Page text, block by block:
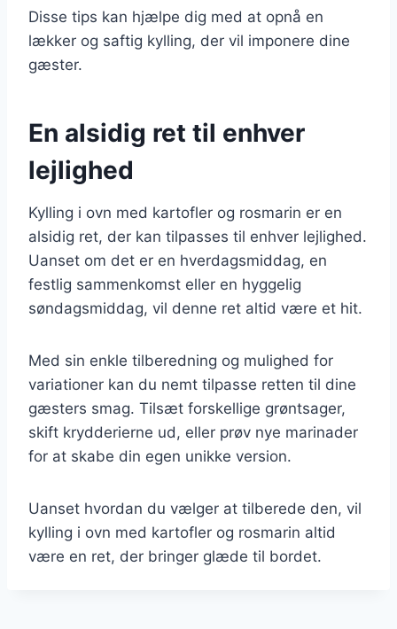
Disse tips kan hjælpe dig med at opnå en
lækker og saftig kylling, der vil imponere dine
gæster.
En alsidig ret til enhver
lejlighed
Kylling i ovn med kartofler og rosmarin er en
alsidig ret, der kan tilpasses til enhver lejlighed.
Uanset om det er en hverdagsmiddag, en
festlig sammenkomst eller en hyggelig
søndagsmiddag, vil denne ret altid være et hit.
Med sin enkle tilberedning og mulighed for
variationer kan du nemt tilpasse retten til dine
gæsters smag. Tilsæt forskellige grøntsager,
skift krydderierne ud, eller prøv nye marinader
for at skabe din egen unikke version.
Uanset hvordan du vælger at tilberede den, vil
kylling i ovn med kartofler og rosmarin altid
være en ret, der bringer glæde til bordet.